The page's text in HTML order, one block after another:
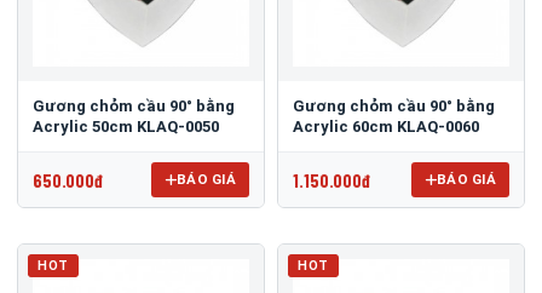
Gương chỏm cầu 90° bằng
Acrylic 50cm KLAQ-0050
650.000đ BÁO GIÁ
Gương chỏm cầu 90° bằng
Acrylic 60cm KLAQ-0060
1.150.000đ BÁO GIÁ
HOT HOT